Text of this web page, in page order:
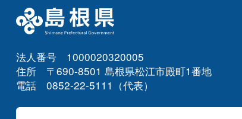
法人番号 1000020320005
住所 〒690-8501 島根県松江市殿町1番地
電話 0852-22-5111（代表）